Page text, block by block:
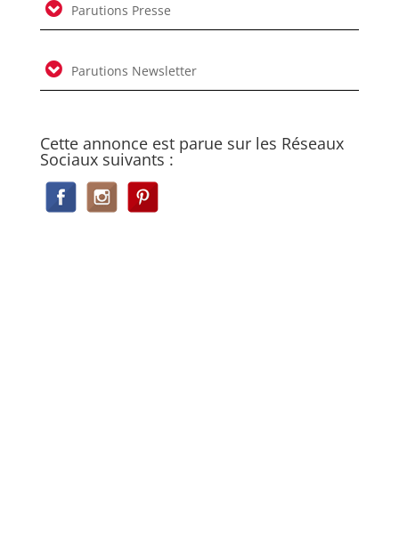
Parutions Presse
Parutions Newsletter
Cette annonce est parue sur les Réseaux
Sociaux suivants :